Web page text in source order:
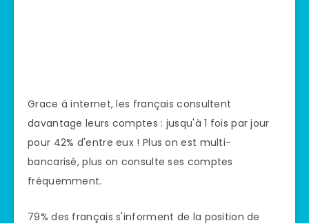
Grace à internet, les français consultent
davantage leurs comptes : jusqu'à 1 fois par jour
pour 42% d'entre eux ! Plus on est multi-
bancarisé, plus on consulte ses comptes
fréquemment.
79% des français s'informent de la position de